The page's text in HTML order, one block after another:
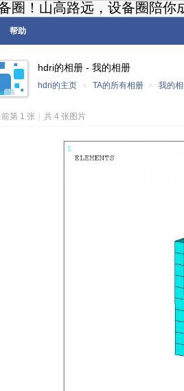
圈！山高路远，设备圈陪你
帮助
hdri的相册 - 我的相册
hdri的主页 » TA的所有相册 » 我的
前第 1 张 共 4 张图片